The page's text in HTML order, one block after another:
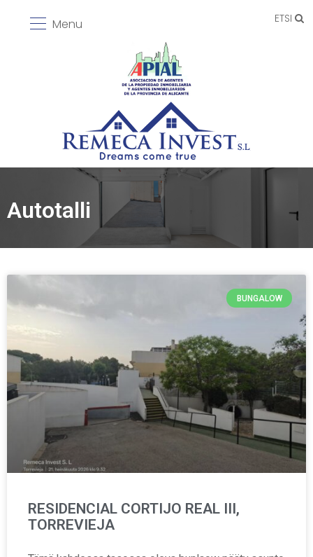
ETSI
Menu
Autotalli
BUNGALOW
RESIDENCIAL CORTIJO REAL III,
TORREVIEJA